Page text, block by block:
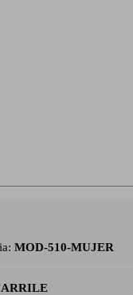
MOD-510-MUJER